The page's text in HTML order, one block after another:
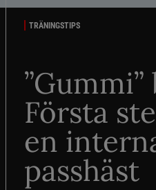
TRÄNINGSTIPS
Första
en
passhäst